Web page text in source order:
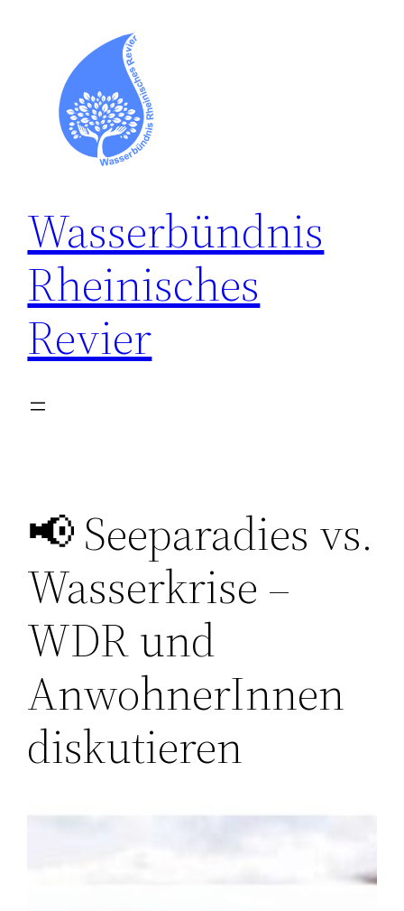
springen
Wasserbündnis
Rheinisches
Revier
📢 Seeparadies vs.
Wasserkrise –
WDR und
AnwohnerInnen
diskutieren